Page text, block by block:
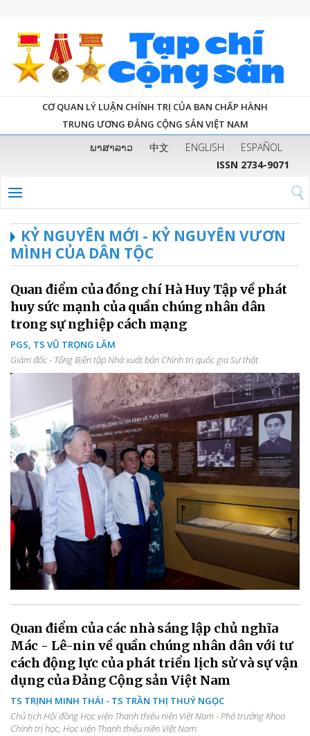
CƠ QUAN LÝ LUẬN CHÍNH TRỊ CỦA BAN CHẤP HÀNH
TRUNG ƯƠNG ĐẢNG CỘNG SẢN VIỆT NAM
ພາສາລາວ 中文 ENGLISH
ESPAÑOL
ISSN 2734-9071
KỶ NGUYÊN MỚI - KỶ NGUYÊN VƯƠN
MÌNH CỦA DÂN TỘC
Quan điểm của đồng chí Hà Huy Tập về phát
huy sức mạnh của quần chúng nhân dân
trong sự nghiệp cách mạng
PGS, TS VŨ TRỌNG LÂM
Giám đốc - Tổng Biên tập Nhà xuất bản Chính trị quốc gia Sự thật
Quan điểm của các nhà sáng lập chủ nghĩa
Mác - Lê-nin về quần chúng nhân dân với tư
cách động lực của phát triển lịch sử và sự vận
dụng của Đảng Cộng sản Việt Nam
TS TRỊNH MINH THÁI - TS TRẦN THỊ THUÝ NGỌC
Chủ tịch Hội đồng Học viện Thanh thiếu niên Việt Nam - Phó trưởng Khoa
Chính trị học, Học viện Thanh thiếu niên Việt Nam